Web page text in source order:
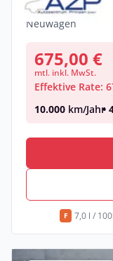
Benzin •Automatik •
Neuwagen
675,00 €
mtl. inkl. MwSt.
Effektive Rate:
10.000 km/Jahr
•
F 7,0 l /